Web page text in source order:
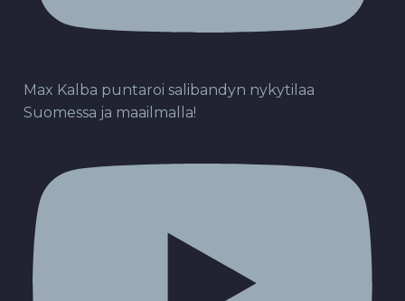
Max Kalba puntaroi salibandyn nykytilaa
Suomessa ja maailmalla!